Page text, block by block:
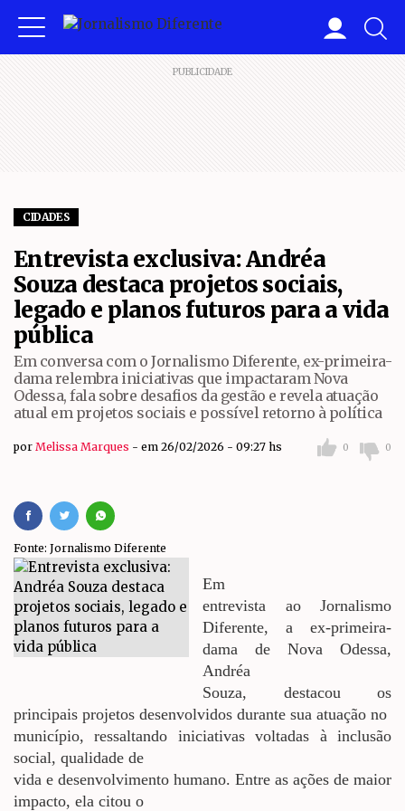
PUBLICIDADE
CIDADES
Entrevista exclusiva: Andréa
Souza destaca projetos sociais,
legado e planos futuros para a vida
pública
Em conversa com o Jornalismo Diferente, ex-primeira-
dama relembra iniciativas que impactaram Nova
Odessa, fala sobre desafios da gestão e revela atuação
atual em projetos sociais e possível retorno à política
por Melissa Marques em 26/02/2026 - 09:27 hs 0 0
Fonte: Jornalismo Diferente
Em
entrevista ao Jornalismo
Diferente, a ex-primeira-
dama de Nova Odessa,
Andréa
Souza, destacou os
principais projetos desenvolvidos durante sua atuação no
município, ressaltando iniciativas voltadas à inclusão
social, qualidade de
vida e desenvolvimento humano. Entre as ações de maior
impacto, ela citou o